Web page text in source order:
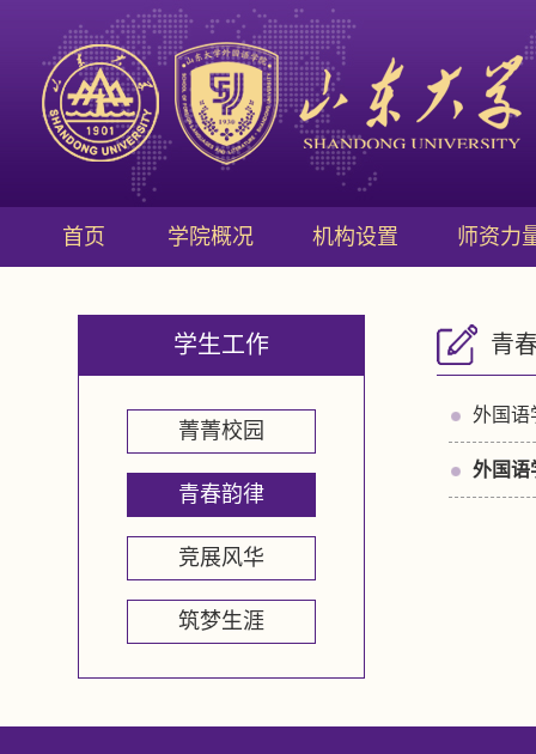
首页 学院概况 机构设置 师资力
学生工作
菁菁校园
青春韵律
竞展风华
筑梦生涯
青
外国语
外国语